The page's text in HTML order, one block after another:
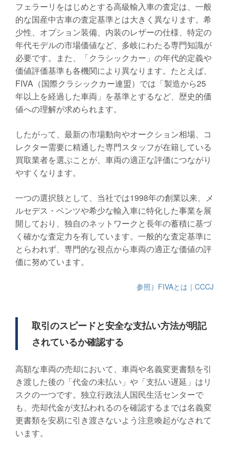
フェラーリをはじめとする高級輸入車の査定は、一般
的な国産中古車の査定基準とは大きく異なります。希
少性、オプション装備、内装のレザーの仕様、特定の
年代モデルの市場価値など、多岐にわたる専門知識が
必要です。また、「クラシックカー」の年代的定義や
価値評価基準も各機関により異なります。たとえば、
FIVA（国際クラシックカー連盟）では「製造から25
年以上を経過した車両」を基準とするなど、歴史的価
値への理解が求められます。
したがって、最新の市場動向やオークション相場、コ
レクター需要に精通した専門スタッフが在籍している
買取業者を選ぶことが、車両の適正な評価につながり
やすくなります。
一つの選択肢として、当社では1998年の創業以来、メ
ルセデス・ベンツや希少な輸入車に特化した事業を展
開しており、独自のネットワークと長年の蓄積に基づ
く確かな査定力を有しています。一般的な査定基準に
とらわれず、専門的な視点から車両の適正な価値の評
価に努めています。
参照）FIVAとは｜CCCJ
取引のスピードと安全な支払い方法が明記
されているか確認する
高額な車両の売却において、車両や名義変更書類を引
き渡した後の「代金の未払い」や「支払い遅延」はリ
スクの一つです。独立行政法人国民生活センターで
も、売却代金が支払われるのを確認するまでは名義変
更書類を安易に引き渡さないよう注意喚起がなされて
います。